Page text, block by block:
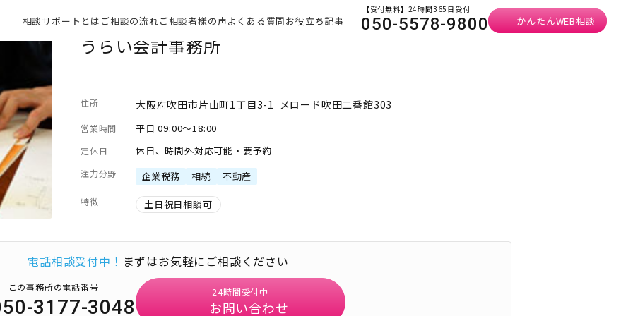
相談サポートとは ご相談の流れご相談者様の声よくある質問お役立ち記事
【受付無料】24時間365日受付
050-5578-9800 かんたんWEB相談
うらい会計事務所
住所 大阪府吹田市片山町1丁目3-1 メロード吹田二番館303
営業時間 平日 09:00～18:00
定休日 休日、時間外対応可能・要予約
注力分野 企業税務 相続 不動産
特徴 土日祝日相談可
電話相談受付中！ まずはお気軽にご相談ください
この事務所の電話番号
3177-3048
24時間受付中
お問い合わせ